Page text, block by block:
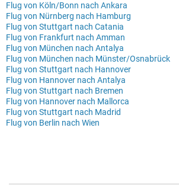
Flug von Köln/Bonn nach Ankara
Flug von Nürnberg nach Hamburg
Flug von Stuttgart nach Catania
Flug von Frankfurt nach Amman
Flug von München nach Antalya
Flug von München nach Münster/Osnabrück
Flug von Stuttgart nach Hannover
Flug von Hannover nach Antalya
Flug von Stuttgart nach Bremen
Flug von Hannover nach Mallorca
Flug von Stuttgart nach Madrid
Flug von Berlin nach Wien